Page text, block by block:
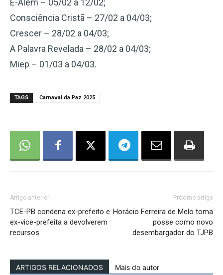
E-Além – 05/02 a 12/02;
Consciência Cristã – 27/02 a 04/03;
Crescer – 28/02 a 04/03;
A Palavra Revelada – 28/02 a 04/03;
Miep – 01/03 a 04/03.
TAGS Carnaval da Paz 2025
Artigo anterior
TCE-PB condena ex-prefeito e
ex-vice-prefeita a devolverem
recursos
Próximo artigo
Horácio Ferreira de Melo toma
posse como novo
desembargador do TJPB
ARTIGOS RELACIONADOS Mais do autor